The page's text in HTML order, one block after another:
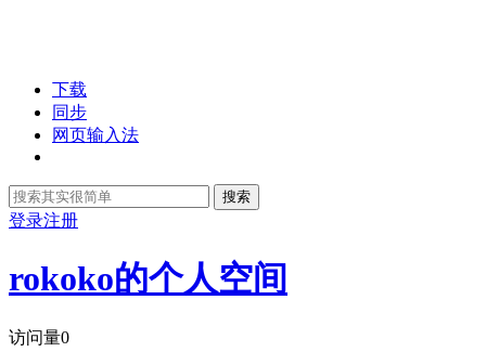
下载
同步
网页输入法
搜索
登录注册
rokoko的个人空间
访问量0